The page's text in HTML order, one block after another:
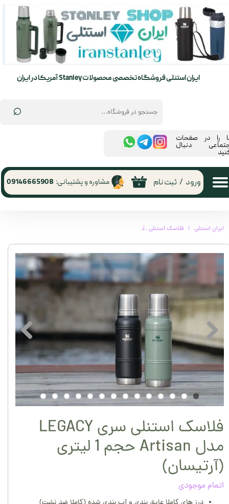
⌕
ایران استنلی فروشگاه تخصصی محصولات Stanley آمریکا در ایران
۰ ورود / ثبت نام
حساب کاربری من
تغییر گذر واژه
مشاوره و پشتیبانی: 09146665908
را در صفحات
دنبال
ایران استنلی فلاسک استنلی
فلاسک استنلی سری LEGACY
مدل Artisan حجم 1 لیتری
(آرتیسان)
اتمام موجودی